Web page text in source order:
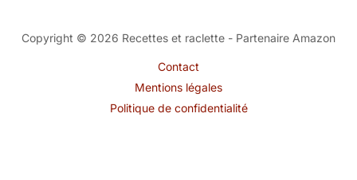
Copyright © 2026 Recettes et raclette - Partenaire Amazon
Contact
Mentions légales
Politique de confidentialité